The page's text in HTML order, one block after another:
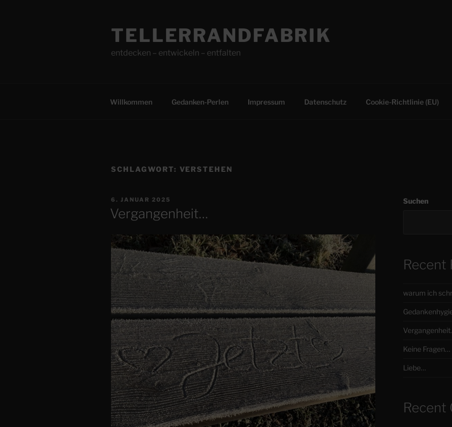
TELLERRANDFABRIK
entdecken – entwickeln – entfalten
Willkommen Gedanken-Perlen Impressum Datenschutz Cookie-Richtlinie (EU)
SCHLAGWORT: VERSTEHEN
VERÖFFENTLICHT
6. JANUAR 2025
Vergangenheit…
Suchen
Recent
warum ich
Keine Fragen…
Liebe…
Recent